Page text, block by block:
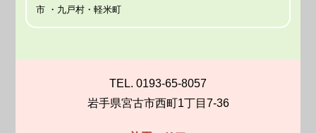
市 ・九戸村・軽米町
TEL. 0193-65-8057
岩手県宮古市西町1丁目7-36